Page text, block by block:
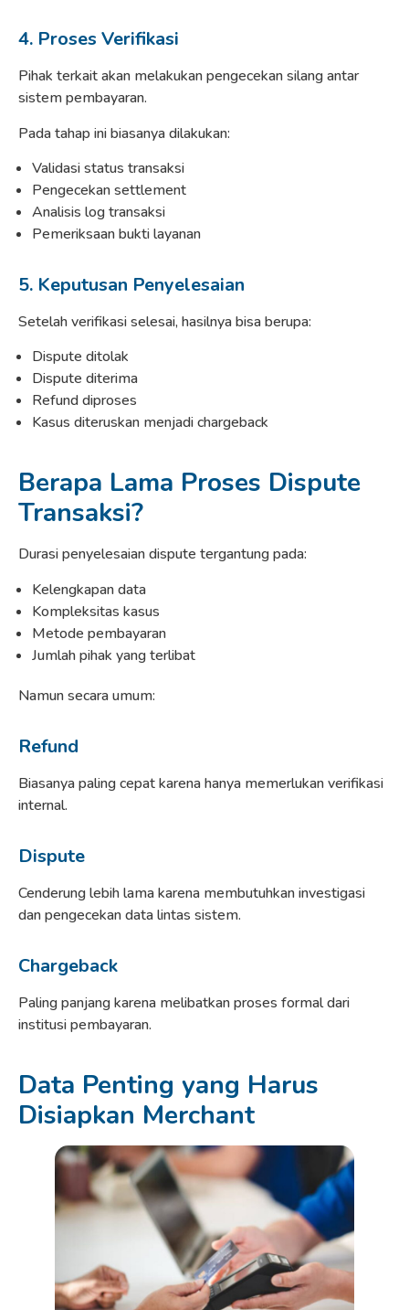
4. Proses Verifikasi
Pihak terkait akan melakukan pengecekan silang antar
sistem pembayaran.
Pada tahap ini biasanya dilakukan:
Validasi status transaksi
Pengecekan settlement
Analisis log transaksi
Pemeriksaan bukti layanan
5. Keputusan Penyelesaian
Setelah verifikasi selesai, hasilnya bisa berupa:
Dispute ditolak
Dispute diterima
Refund diproses
Kasus diteruskan menjadi chargeback
Berapa Lama Proses Dispute
Transaksi?
Durasi penyelesaian dispute tergantung pada:
Kelengkapan data
Kompleksitas kasus
Metode pembayaran
Jumlah pihak yang terlibat
Namun secara umum:
Refund
Biasanya paling cepat karena hanya memerlukan verifikasi
internal.
Dispute
Cenderung lebih lama karena membutuhkan investigasi
dan pengecekan data lintas sistem.
Chargeback
Paling panjang karena melibatkan proses formal dari
institusi pembayaran.
Data Penting yang Harus
Disiapkan Merchant